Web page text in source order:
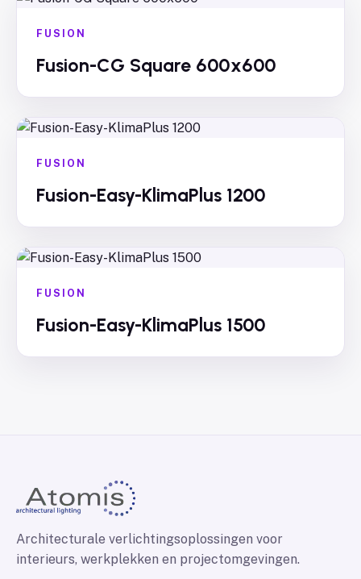
FUSION
Fusion-CG Square 600x600
FUSION
Fusion-Easy-KlimaPlus 1200
FUSION
Fusion-Easy-KlimaPlus 1500
Architecturale verlichtingsoplossingen voor
interieurs, werkplekken en projectomgevingen.